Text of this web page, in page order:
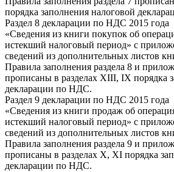
порядка заполнения налоговой
Раздел 8 декларации по НДС 2015 года
«Сведения из книги покупок об
истекший налоговый период» с
сведений из дополнительных листов
Правила заполнения раздела 8 и
прописаны в разделах XIII, IX порядка
декларации по НДС.
Раздел 9 декларации по НДС 2015 года
«Сведения из книги продаж об
истекший налоговый период» с
сведений из дополнительных листов
Правила заполнения раздела 9 и
прописаны в разделах X, XI порядка
декларации по НДС.